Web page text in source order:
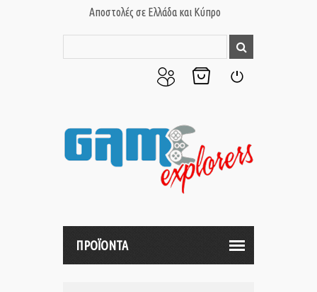
Αποστολές σε Ελλάδα και Κύπρο
μου
ΠΡΟΪΟΝΤΑ